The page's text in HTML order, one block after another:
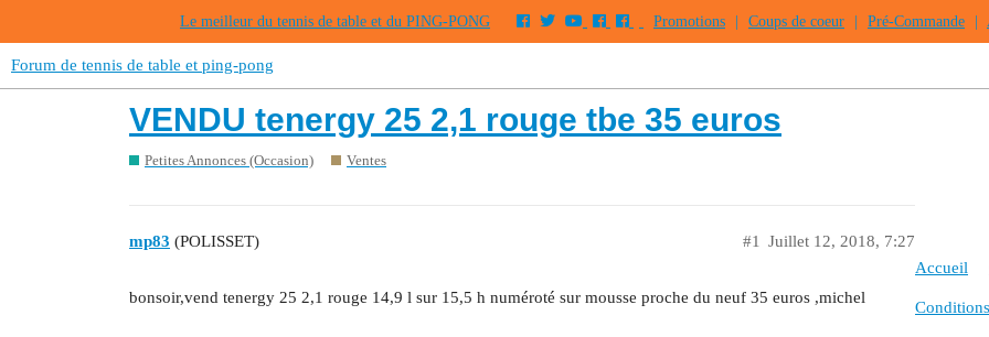
Le meilleur du tennis de table et du PING-PONG Promotions Coups de coeur Pré-Commande
Forum de tennis de table et ping-pong
VENDU tenergy 25 2,1 rouge tbe 35 euros
Petites Annonces (Occasion) Ventes
mp83 (POLISSET) Juillet 12, 2018, 7:27
#1
bonsoir,vend tenergy 25 2,1 rouge 14,9 l sur 15,5 h numéroté sur mousse proche du neuf 35 euros ,michel
Accueil